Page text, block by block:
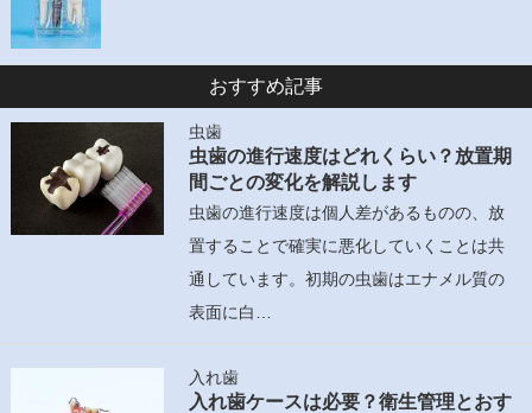
おすすめ記事
虫歯
虫歯の進行速度はどれくらい？放置期
間ごとの変化を解説します
虫歯の進行速度は個人差があるものの、放
置することで確実に悪化していくことは共
通しています。初期の虫歯はエナメル質の
表面に白…
入れ歯
入れ歯ケースは必要？衛生管理とおす